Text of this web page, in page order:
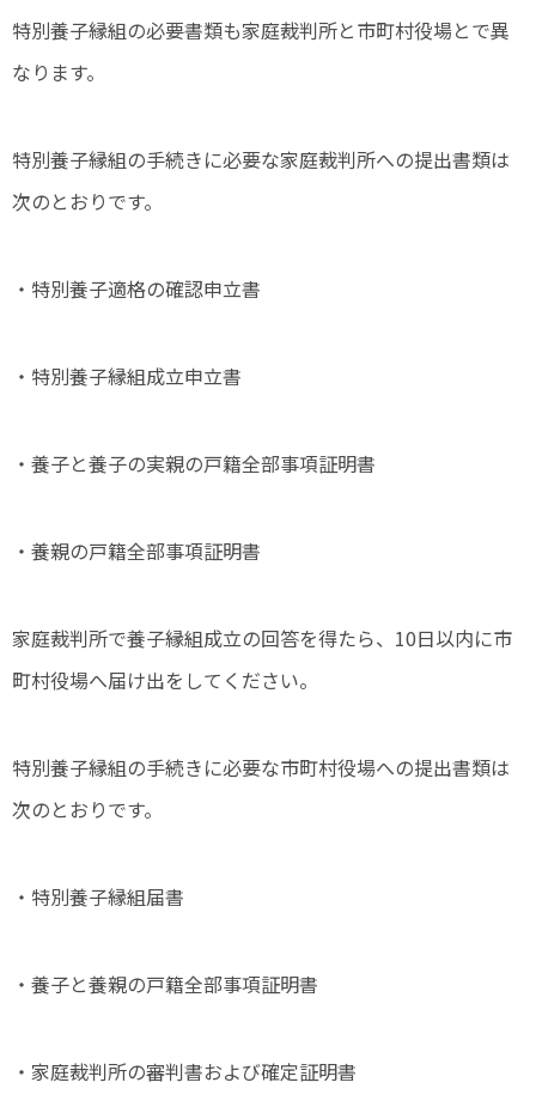
特別養子縁組の必要書類も家庭裁判所と市町村役場とで異
なります。
特別養子縁組の手続きに必要な家庭裁判所への提出書類は
次のとおりです。
・特別養子適格の確認申立書
・特別養子縁組成立申立書
・養子と養子の実親の戸籍全部事項証明書
・養親の戸籍全部事項証明書
家庭裁判所で養子縁組成立の回答を得たら、10日以内に市
町村役場へ届け出をしてください。
特別養子縁組の手続きに必要な市町村役場への提出書類は
次のとおりです。
・特別養子縁組届書
・養子と養親の戸籍全部事項証明書
・家庭裁判所の審判書および確定証明書